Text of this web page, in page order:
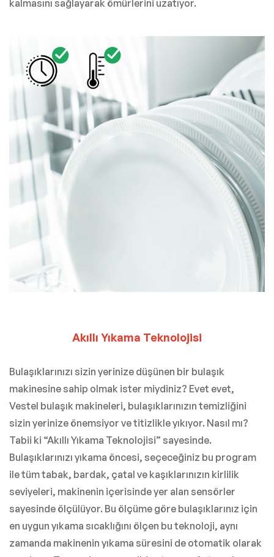
kalmasını sağlayarak ömürlerini uzatıyor.
Akıllı Yıkama Teknolojisi
Bulaşıklarınızı sizin yerinize düşünen bir bulaşık
makinesine sahip olmak ister miydiniz? Evet evet,
Vestel bulaşık makineleri, bulaşıklarınızın temizliğini
sizin yerinize önemsiyor ve titizlikle yıkıyor. Nasıl mı?
Tabii ki “Akıllı Yıkama Teknolojisi” sayesinde.
Bulaşıklarınızı yıkama öncesi, seçeceğiniz bu program
ile tüm tabak, bardak, çatal ve kaşıklarınızın kirlilik
seviyeleri, makinenin içerisinde yer alan sensörler
sayesinde ölçülüyor. Bu ölçüme göre bulaşıklarınız için
en uygun yıkama sıcaklığını ölçen bu teknoloji, aynı
zamanda makinenin yıkama süresini de otomatik olarak